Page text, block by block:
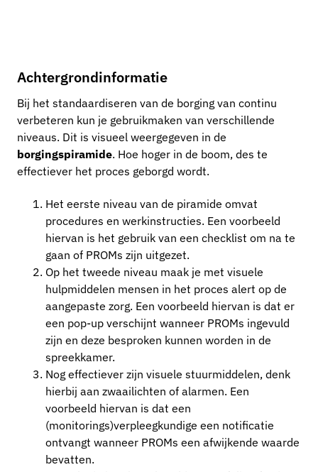
Achtergrondinformatie
Bij het standaardiseren van de borging van continu
verbeteren kun je gebruikmaken van verschillende
niveaus. Dit is visueel weergegeven in de
borgingspiramide. Hoe hoger in de boom, des te
effectiever het proces geborgd wordt.
Het eerste niveau van de piramide omvat
procedures en werkinstructies. Een voorbeeld
hiervan is het gebruik van een checklist om na te
gaan of PROMs zijn uitgezet.
Op het tweede niveau maak je met visuele
hulpmiddelen mensen in het proces alert op de
aangepaste zorg. Een voorbeeld hiervan is dat er
een pop-up verschijnt wanneer PROMs ingevuld
zijn en deze besproken kunnen worden in de
spreekkamer.
Nog effectiever zijn visuele stuurmiddelen, denk
hierbij aan zwaailichten of alarmen. Een
voorbeeld hiervan is dat een
(monitorings)verpleegkundige een notificatie
ontvangt wanneer PROMs een afwijkende waarde
bevatten.